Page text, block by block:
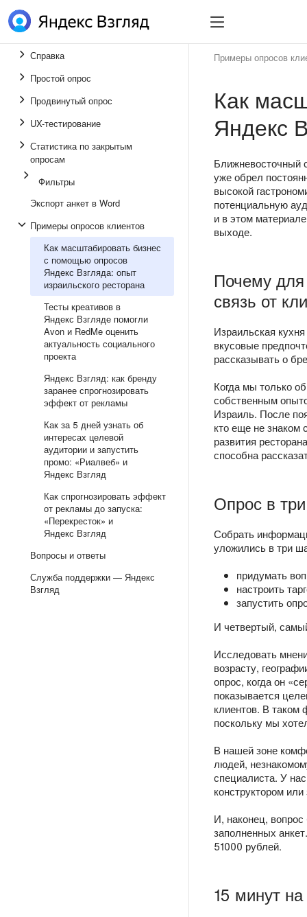
Справка
Простой опрос
Продвинутый опрос
UX-тестирование
Статистика по закрытым
опросам
Фильтры
Экспорт анкет в Word
Примеры опросов клиентов
Как масштабировать бизнес
с помощью опросов
Яндекс Взгляда: опыт
израильского ресторана
Тесты креативов в
Яндекс Взгляде помогли
Avon и RedMe оценить
актуальность социального
проекта
Яндекс Взгляд: как бренду
заранее спрогнозировать
эффект от рекламы
Как за 5 дней узнать об
интересах целевой
аудитории и запустить
промо: «Риалвеб» и
Яндекс Взгляд
Как спрогнозировать эффект
от рекламы до запуска:
«Перекресток» и
Яндекс Взгляд
Вопросы и ответы
Служба поддержки — Яндекс
Взгляд
Примеры опросов
Как
Яндекс
Ближневосточный
уже обрел
высокой
потенциальную
и в этом
выходе.
Почему
связь от
Израильская
вкусовые
рассказывать о
Когда мы только
собственным
Израиль. После
кто еще не знаком
развития
способна
Опрос в
Собрать
уложились в три
придумать
настроить
запустить
И четвертый,
Исследовать
возрасту,
опрос, когда он
показывается
клиентов. В таком
поскольку мы
В нашей зоне
людей,
специалиста. У
конструктором
И, наконец,
заполненных
51000 рублей.
15 минут